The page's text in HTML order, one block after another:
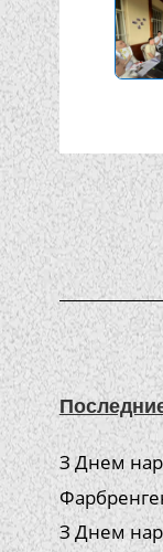
З Днем
З Днем